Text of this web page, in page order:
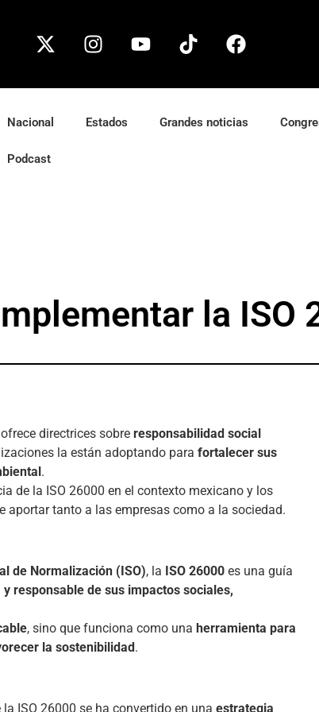
Nacional Estados Grandes noticias
Podcast
la ISO
directrices sobre responsabilidad social
la están adoptando para fortalecer sus
.
de la ISO 26000 en el contexto mexicano y los
tanto a las empresas como a la sociedad.
de Normalización (ISO), la ISO 26000 es una guía
responsable de sus impactos sociales,
, sino que funciona como una herramienta para
la sostenibilidad.
ISO 26000 se ha convertido en una estrategia